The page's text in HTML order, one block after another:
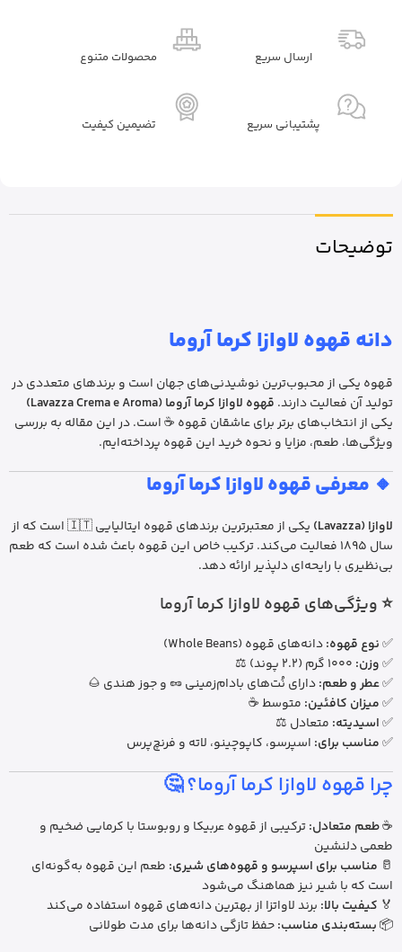
ارسال سریع محصولات متنوع
پشتیبانی سریع تضیمین کیفیت
توضیحات
دانه قهوه لاوازا کرما آروما
قهوه یکی از محبوب‌ترین نوشیدنی‌های جهان است و برندهای متعددی در
تولید آن فعالیت دارند. قهوه لاوازا کرما آروما (Lavazza Crema e Aroma)
یکی از انتخاب‌های برتر برای عاشقان قهوه ☕ است. در این مقاله به بررسی
ویژگی‌ها، طعم، مزایا و نحوه خرید این قهوه پرداخته‌ایم.
🔸 معرفی قهوه لاوازا کرما آروما
لاوازا (Lavazza)
یکی از معتبرترین برندهای قهوه ایتالیایی 🇮🇹 است که از
سال ۱۸۹۵ فعالیت می‌کند. ترکیب خاص این قهوه باعث شده است که طعم
بی‌نظیری با رایحه‌ای دلپذیر ارائه دهد.
⭐ ویژگی‌های قهوه لاوازا کرما آروما
✅نوع قهوه:دانه‌های قهوه (Whole Beans)
✅وزن:
✅عطر و طعم:دارای نُت‌های بادام‌زمینی 🥜 و جوز هندی 🌰
✅میزان کافئین: متوسط ☕
✅اسیدیته: متعادل ⚖️
✅مناسب برای: اسپرسو، کاپوچینو، لاته و فرنچ‌پرس
چرا قهوه لاوازا کرما آروما؟🤔
☕طعم متعادل:ترکیبی از قهوه عربیکا و روبوستا با کرمایی ضخیم و
طعمی دلنشین
🥛 مناسب برای اسپرسو و قهوه‌های شیری: طعم این قهوه به‌گونه‌ای
است که با شیر نیز هماهنگ می‌شود
🏅 کیفیت بالا: برند لاواتزا از بهترین دانه‌های قهوه استفاده می‌کند
📦بسته‌بندی مناسب:حفظ تازگی دانه‌ها برای مدت طولانی